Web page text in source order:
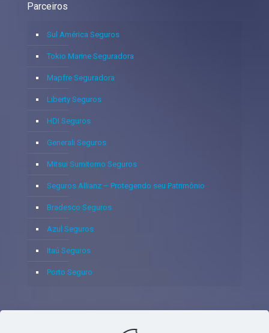
Parceiros
Sul América Seguros
Tokio Marine Seguradora
Mapfre Seguradora
Liberty Seguros
HDI Seguros
Generali Seguros
Mitsui Sumitomo Seguros
Seguros Allianz – Protegendo seu Patrimônio
Bradesco Seguros
Azul Seguros
Itaú Seguros
Porto Seguro